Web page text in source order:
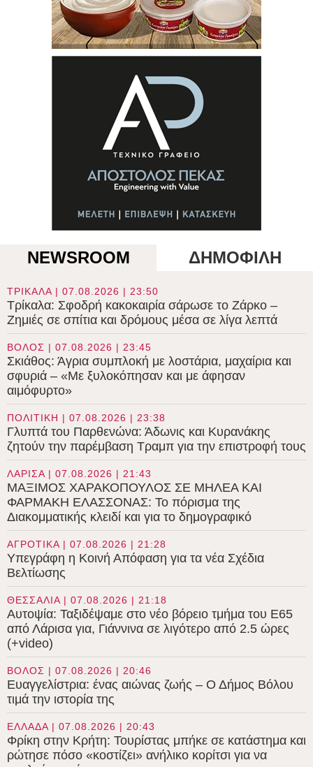
NEWSROOM ΔΗΜΟΦΙΛΗ
ΤΡΙΚΑΛΑ | 07.08.2026 | 23:50
Τρίκαλα: Σφοδρή κακοκαιρία σάρωσε το Ζάρκο –
Ζημιές σε σπίτια και δρόμους μέσα σε λίγα λεπτά
ΒΟΛΟΣ | 07.08.2026 | 23:45
Σκιάθος: Άγρια συμπλοκή με λοστάρια, μαχαίρια και
σφυριά – «Με ξυλοκόπησαν και με άφησαν
αιμόφυρτο»
ΠΟΛΙΤΙΚΗ | 07.08.2026 | 23:38
Γλυπτά του Παρθενώνα: Άδωνις και Κυρανάκης
ζητούν την παρέμβαση Τραμπ για την επιστροφή τους
ΛΑΡΙΣΑ | 07.08.2026 | 21:43
ΜΑΞΙΜΟΣ ΧΑΡΑΚΟΠΟΥΛΟΣ ΣΕ ΜΗΛΕΑ ΚΑΙ
ΦΑΡΜΑΚΗ ΕΛΑΣΣΟΝΑΣ: Το πόρισμα της
Διακομματικής κλειδί και για το δημογραφικό
ΑΓΡΟΤΙΚΑ | 07.08.2026 | 21:28
Υπεγράφη η Κοινή Απόφαση για τα νέα Σχέδια
Βελτίωσης
ΘΕΣΣΑΛΙΑ | 07.08.2026 | 21:18
Αυτοψία: Ταξιδέψαμε στο νέο βόρειο τμήμα του Ε65
από Λάρισα για, Γιάννινα σε λιγότερο από 2.5 ώρες
(+video)
ΒΟΛΟΣ | 07.08.2026 | 20:46
Ευαγγελίστρια: ένας αιώνας ζωής – Ο Δήμος Βόλου
τιμά την ιστορία της
ΕΛΛΑΔΑ | 07.08.2026 | 20:43
Φρίκη στην Κρήτη: Τουρίστας μπήκε σε κατάστημα και
ρώτησε πόσο «κοστίζει» ανήλικο κορίτσι για να